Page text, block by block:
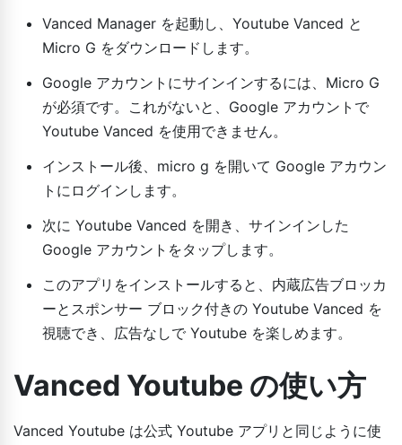
Vanced Manager を起動し、Youtube Vanced と
Micro G をダウンロードします。
Google アカウントにサインインするには、Micro G
が必須です。これがないと、Google アカウントで
Youtube Vanced を使用できません。
インストール後、micro g を開いて Google アカウン
トにログインします。
次に Youtube Vanced を開き、サインインした
Google アカウントをタップします。
このアプリをインストールすると、内蔵広告ブロッカ
ーとスポンサー ブロック付きの Youtube Vanced を
視聴でき、広告なしで Youtube を楽しめます。
Vanced Youtube の使い方
Vanced Youtube は公式 Youtube アプリと同じように使